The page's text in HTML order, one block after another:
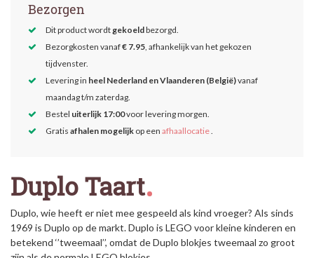
Bezorgen
Dit product wordtgekoeldbezorgd.
Bezorgkosten vanaf€ 7.95, afhankelijk van het gekozen
tijdvenster.
Levering in heel Nederland en Vlaanderen (België)vanaf
maandag t/m zaterdag.
Bestel uiterlijk 17:00voor levering morgen.
Gratis afhalen mogelijk op een afhaallocatie.
Duplo Taart
Duplo, wie heeft er niet mee gespeeld als kind vroeger? Als sinds
1969 is Duplo op de markt. Duplo is LEGO voor kleine kinderen en
betekend ‘’tweemaal’’, omdat de Duplo blokjes tweemaal zo groot